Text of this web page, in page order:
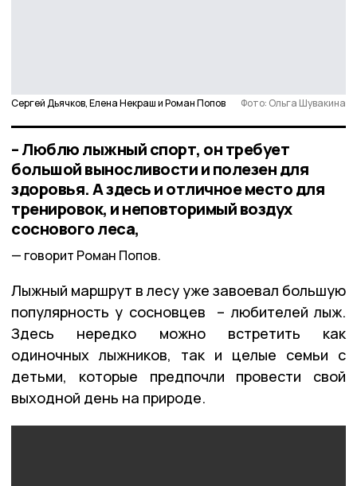
Сергей Дьячков, Елена Некраш и Роман Попов Фото: Ольга Шувакина
– Люблю лыжный спорт, он требует
большой выносливости и полезен для
здоровья. А здесь и отличное место для
тренировок, и неповторимый воздух
соснового леса,
говорит Роман Попов.
Лыжный маршрут в лесу уже завоевал большую
популярность у сосновцев – любителей лыж.
Здесь нередко можно встретить как
одиночных лыжников, так и целые семьи с
детьми, которые предпочли провести свой
выходной день на природе.